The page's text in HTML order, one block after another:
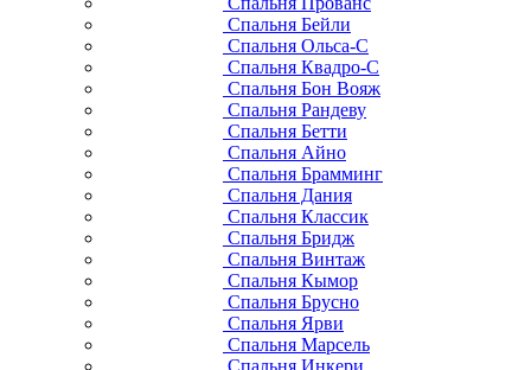
Спальня Бейли
Спальня Ольса-С
Спальня Квадро-С
Спальня Бон Вояж
Спальня Рандеву
Спальня Бетти
Спальня Айно
Спальня Брамминг
Спальня Дания
Спальня Классик
Спальня Бридж
Спальня Винтаж
Спальня Кымор
Спальня Брусно
Спальня Ярви
Спальня Марсель
Спальня Инкери